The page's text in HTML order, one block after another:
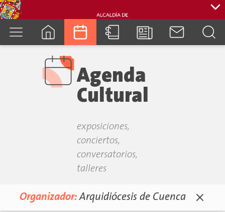
Agenda
Cultural
exposiciones,
conciertos,
conversatorios,
talleres
Organizador:Arquidiócesis de Cuenca